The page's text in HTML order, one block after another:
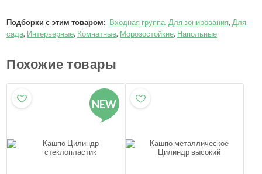
Подборки с этим товаром: Входная группа, Для зонирования, Для
сада, Интерьерные, Комнатные, Морозостойкие, Напольные
Похожие товары
NEW